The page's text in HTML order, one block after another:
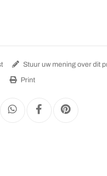
Stuur uw mening over dit
Print